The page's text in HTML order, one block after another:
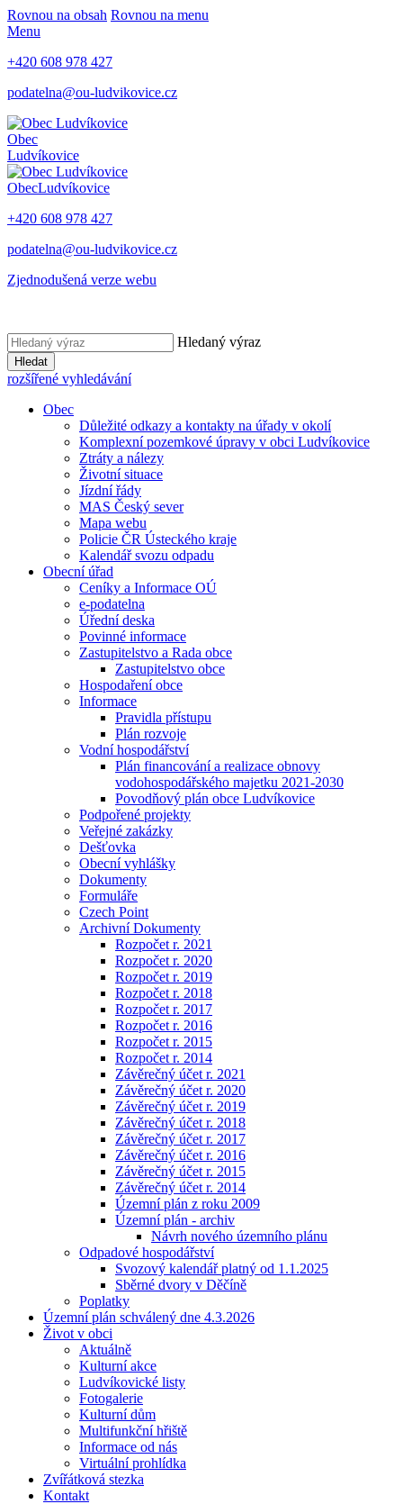
Rovnou na obsah Rovnou na menu
Menu
+420 608 978 427
podatelna@ou-ludvikovice.cz
Obec
Ludvíkovice
ObecLudvíkovice
+420 608 978 427
podatelna@ou-ludvikovice.cz
Zjednodušená verze webu
Hledaný výraz
Hledat
rozšířené vyhledávání
Obec
Důležité odkazy a kontakty na úřady v okolí
Komplexní pozemkové úpravy v obci Ludvíkovice
Ztráty a nálezy
Životní situace
Jízdní řády
MAS Český sever
Mapa webu
Policie ČR Ústeckého kraje
Kalendář svozu odpadu
Obecní úřad
Ceníky a Informace OÚ
e-podatelna
Úřední deska
Povinné informace
Zastupitelstvo a Rada obce
Zastupitelstvo obce
Hospodaření obce
Informace
Pravidla přístupu
Plán rozvoje
Vodní hospodářství
Plán financování a realizace obnovy
vodohospodářského majetku 2021-2030
Povodňový plán obce Ludvíkovice
Podpořené projekty
Veřejné zakázky
Dešťovka
Obecní vyhlášky
Dokumenty
Formuláře
Czech Point
Archivní Dokumenty
Rozpočet r. 2021
Rozpočet r. 2020
Rozpočet r. 2019
Rozpočet r. 2018
Rozpočet r. 2017
Rozpočet r. 2016
Rozpočet r. 2015
Rozpočet r. 2014
Závěrečný účet r. 2021
Závěrečný účet r. 2020
Závěrečný účet r. 2019
Závěrečný účet r. 2018
Závěrečný účet r. 2017
Závěrečný účet r. 2016
Závěrečný účet r. 2015
Závěrečný účet r. 2014
Územní plán z roku 2009
Územní plán - archiv
Návrh nového územního plánu
Odpadové hospodářství
Svozový kalendář platný od 1.1.2025
Sběrné dvory v Děčíně
Poplatky
Územní plán schválený dne 4.3.2026
Život v obci
Aktuálně
Kulturní akce
Ludvíkovické listy
Fotogalerie
Kulturní dům
Multifunkční hřiště
Informace od nás
Virtuální prohlídka
Zvířátková stezka
Kontakt